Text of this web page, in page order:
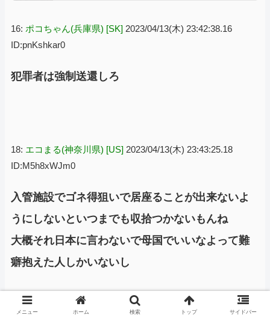
16: ポコちゃん(兵庫県) [SK] 2023/04/13(木) 23:42:38.16
ID:pnKshkar0
犯罪者は強制送還しろ
18: エコまる(神奈川県) [US] 2023/04/13(木) 23:43:25.18
ID:M5h8xWJm0
入管施設でゴネ得狙いで居座ることが出来ないよ
うにしないといつまでも収拾つかないもんね
大概それ日本に言わないで母国でいいなよって難
癖抱えた人しかいないし
メニュー ホーム 検索 トップ サイドバー